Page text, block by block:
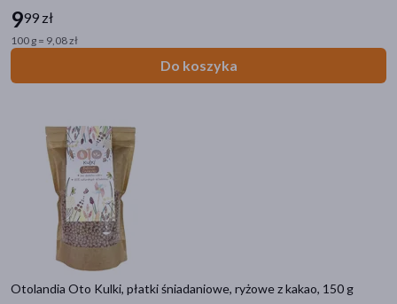
999 zł
100 g = 9,08 zł
Do koszyka
Otolandia Oto Kulki, płatki śniadaniowe, ryżowe z kakao, 150 g
Filtry
Dostawa
Wysyłka
Odbiór w aptece
Cena